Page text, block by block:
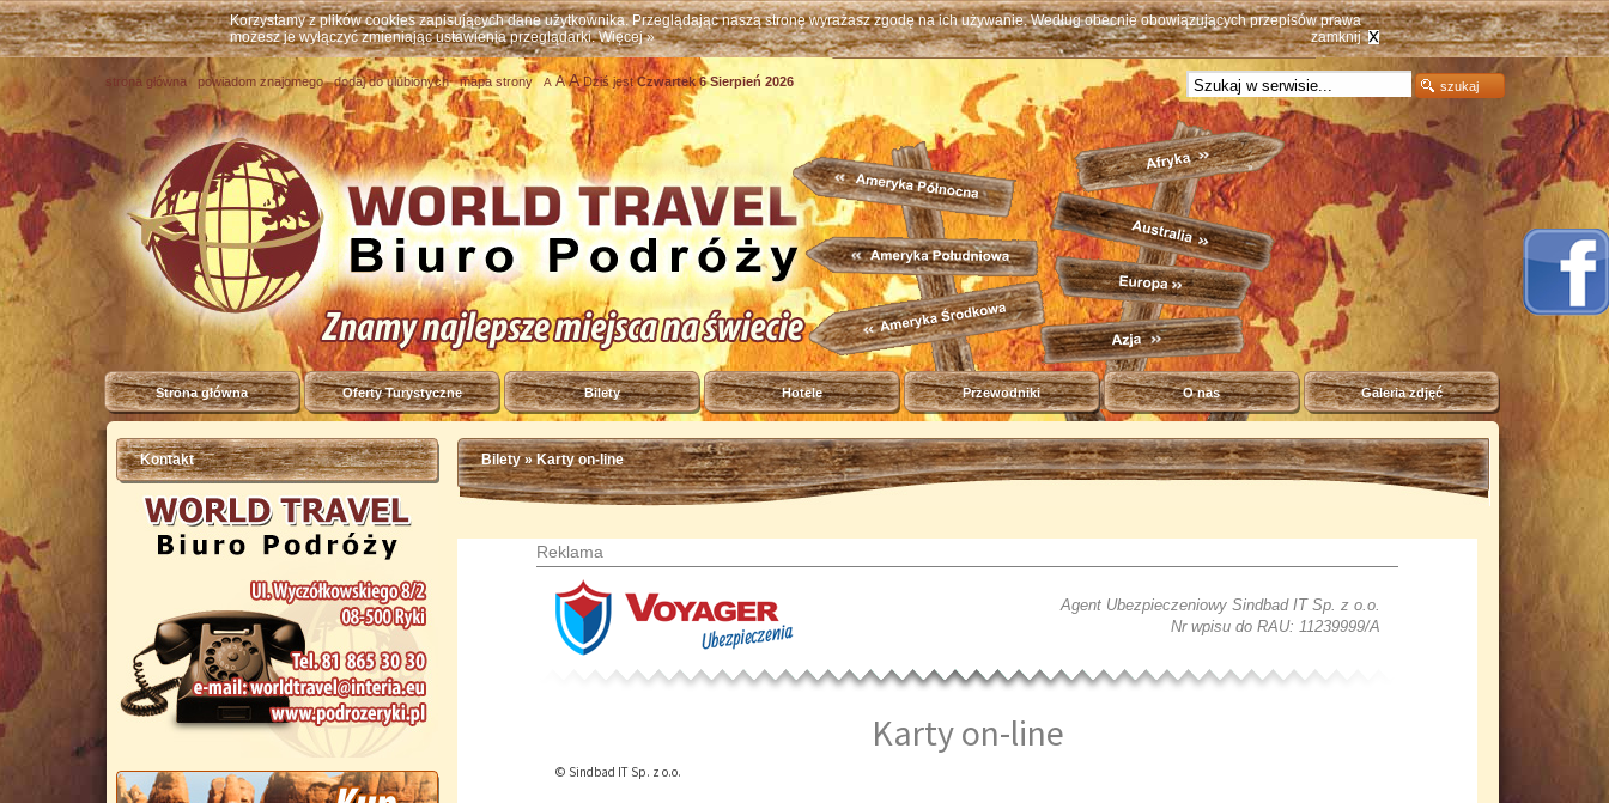
Korzystamy z plików cookies zapisujących dane użytkownika. Przeglądając naszą stronę wyrażasz zgodę na ich używanie. Według obecnie obowiązujących przepisów prawa
możesz je wyłączyć zmieniając ustawienia przeglądarki.Więcej » zamknij
strona główna powiadom znajomego dodaj do ulubionych mapa strony A A ADziś jestCzwartek 6 Sierpień 2026
Strona główna Oferty Turystyczne Bilety Hotele Przewodniki O nas Galeria zdjęć
Kontakt Bilety» Karty on-line